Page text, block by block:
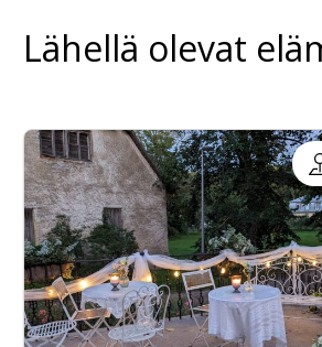
Lähellä olevat